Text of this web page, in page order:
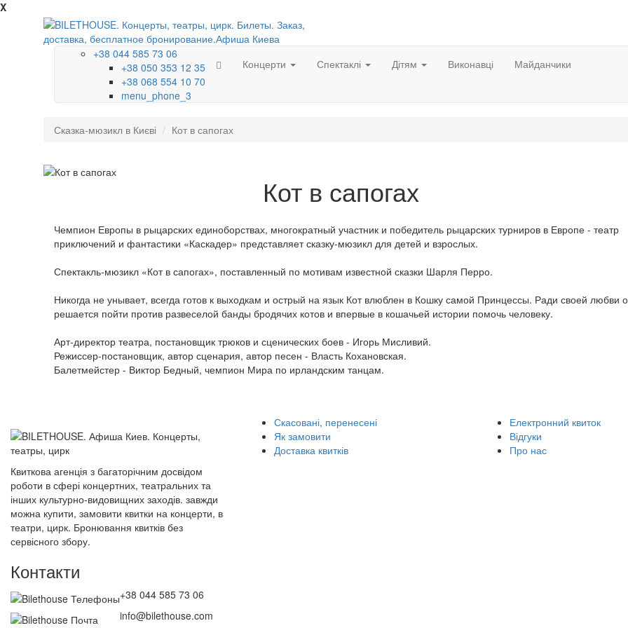
X
+38 044 585 73 06
+38 050 353 12 35
+38 068 554 10 70
menu_phone_3
Концерти Спектаклі Дітям Виконавці Майданчики
Сказка-мюзикл в Києві Кот в сапогах
Кот в сапогах
Чемпион Европы в рыцарских единоборствах, многократный участник и победитель рыцарских турниров в Европе - театр
приключений и фантастики «Каскадер» представляет сказку-мюзикл для детей и взрослых.
Спектакль-мюзикл «Кот в сапогах», поставленный по мотивам известной сказки Шарля Перро.
Никогда не унывает, всегда готов к выходкам и острый на язык Кот влюблен в Кошку самой Принцессы. Ради своей любви
решается пойти против развеселой банды бродячих котов и впервые в кошачьей истории помочь человеку.
Арт-директор театра, постановщик трюков и сценических боев - Игорь Мисливий.
Режиссер-постановщик, автор сценария, автор песен - Власть Кохановская.
Балетмейстер - Виктор Бедный, чемпион Мира по ирландским танцам.
Квиткова агенція з багаторічним досвідом
роботи в сфері концертних, театральних та
інших культурно-видовищних заходів. завжди
можна купити, замовити квитки на концерти, в
театри, цирк. Бронювання квитків без
сервісного збору.
Контакти
+38 044 585 73 06
info@bilethouse.com
Скасовані, перенесені
Як замовити
Доставка квитків
Електронний квиток
Відгуки
Про нас